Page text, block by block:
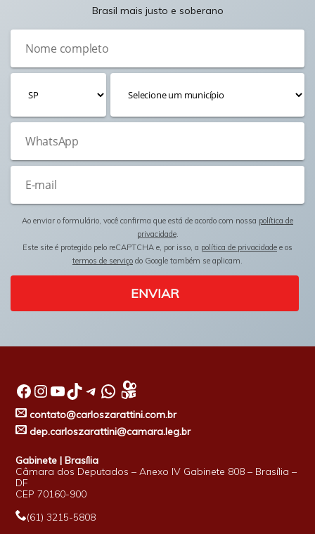
Brasil mais justo e soberano
Ao enviar o formulário, você confirma que está de acordo com nossa política de
privacidade.
Este site é protegido pelo reCAPTCHA e, por isso, a política de privacidade e os
termos de serviço do Google também se aplicam.
ENVIAR
Facebook InstagramYoutube TikTok Telegram WhatsApp
contato@carloszarattini.com.br
dep.carloszarattini@camara.leg.br
Gabinete | Brasília
Câmara dos Deputados – Anexo IV Gabinete 808 – Brasília –
DF
CEP 70160-900
(61) 3215-5808